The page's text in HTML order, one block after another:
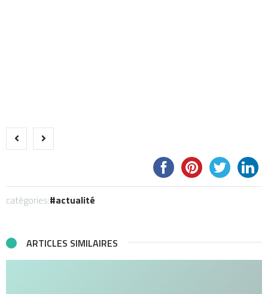
catégories: actualité
ARTICLES SIMILAIRES